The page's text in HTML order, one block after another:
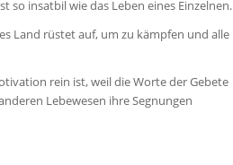
so insatbil wie das Leben eines Einzelnen.
Land rüstet auf, um zu kämpfen und alle
rein ist, weil die Worte der Gebete
Lebewesen ihre Segnungen